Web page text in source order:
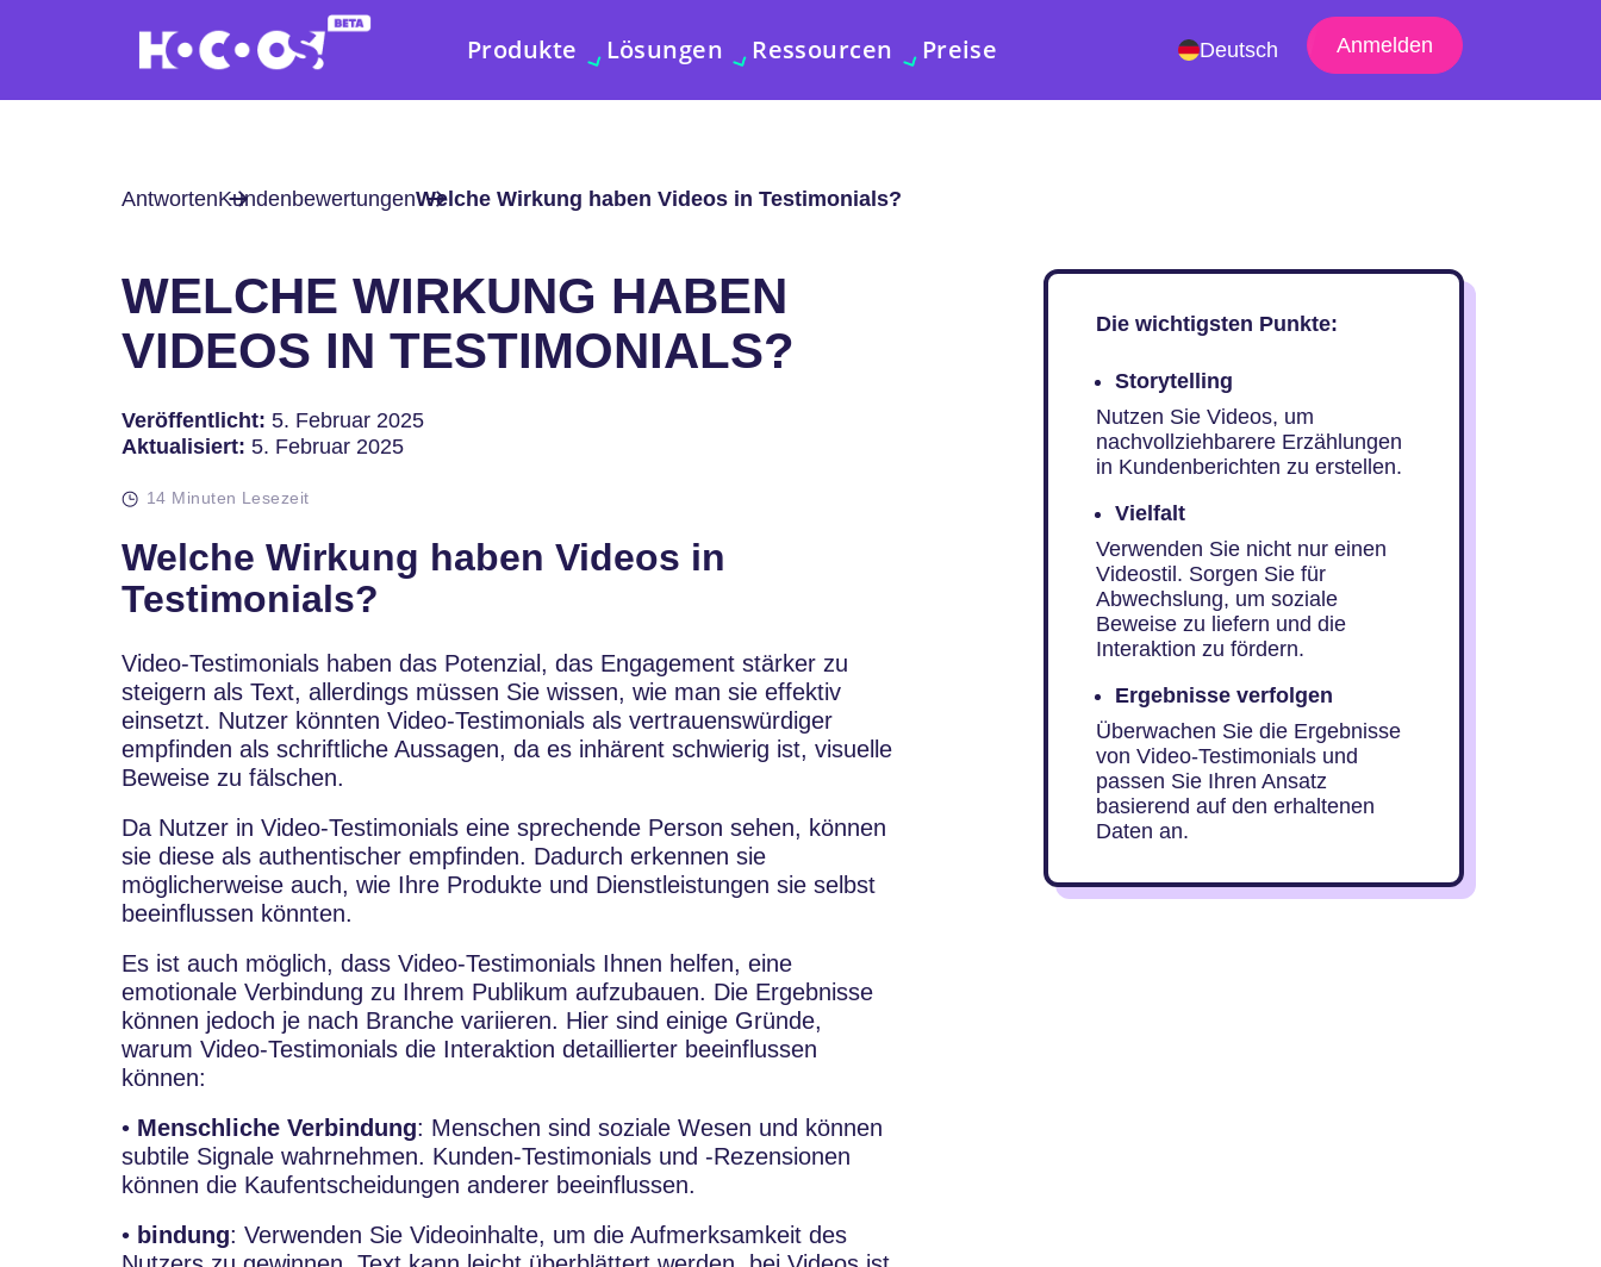
Produkte Lösungen Ressourcen Preise Deutsch Anmelden
AntwortenKundenbewertungenWelche Wirkung haben Videos in Testimonials?
WELCHE WIRKUNG HABEN
VIDEOS IN TESTIMONIALS?
Veröffentlicht: 5. Februar 2025
Aktualisiert: 5. Februar 2025
14 Minuten Lesezeit
Welche Wirkung haben Videos in
Testimonials?
Video-Testimonials haben das Potenzial, das Engagement stärker zu
steigern als Text, allerdings müssen Sie wissen, wie man sie effektiv
einsetzt. Nutzer könnten Video-Testimonials als vertrauenswürdiger
empfinden als schriftliche Aussagen, da es inhärent schwierig ist, visuelle
Beweise zu fälschen.
Da Nutzer in Video-Testimonials eine sprechende Person sehen, können
sie diese als authentischer empfinden. Dadurch erkennen sie
möglicherweise auch, wie Ihre Produkte und Dienstleistungen sie selbst
beeinflussen könnten.
Es ist auch möglich, dass Video-Testimonials Ihnen helfen, eine
emotionale Verbindung zu Ihrem Publikum aufzubauen. Die Ergebnisse
können jedoch je nach Branche variieren. Hier sind einige Gründe,
warum Video-Testimonials die Interaktion detaillierter beeinflussen
können:
• Menschliche Verbindung: Menschen sind soziale Wesen und können
subtile Signale wahrnehmen. Kunden-Testimonials und -Rezensionen
können die Kaufentscheidungen anderer beeinflussen.
• bindung: Verwenden Sie Videoinhalte, um die Aufmerksamkeit des
Die wichtigsten Punkte:
Storytelling
Nutzen Sie Videos, um
nachvollziehbarere Erzählungen
in Kundenberichten zu erstellen.
Vielfalt
Verwenden Sie nicht nur einen
Videostil. Sorgen Sie für
Abwechslung, um soziale
Beweise zu liefern und die
Interaktion zu fördern.
Ergebnisse verfolgen
Überwachen Sie die Ergebnisse
von Video-Testimonials und
passen Sie Ihren Ansatz
basierend auf den erhaltenen
Daten an.